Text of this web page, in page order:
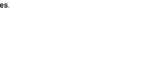
.